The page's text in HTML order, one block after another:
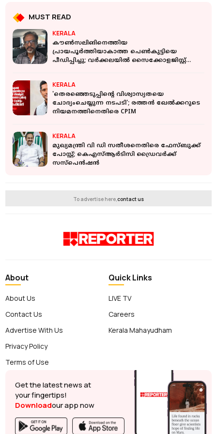
MUST READ
KERALA
കൗൺസലിങിനെത്തിയ
പ്രായപൂർത്തിയാകാത്ത പെൺകുട്ടിയെ
പീഡിപ്പിച്ചു; വർക്കലയിൽ സൈക്കോളജിസ്റ്റ്
KERALA
'തെരഞ്ഞെടുപ്പിന്റെ വിശ്വാസ്യതയെ
ചോദ്യംചെയ്യുന്ന നടപടി'; രത്തൻ ഖേൽക്കറുടെ
നിയമനത്തിനെതിരെ CPIM
KERALA
മുഖ്യമന്ത്രി വി ഡി സതീശനെതിരെ ഫേസ്ബുക്ക്
പോസ്റ്റ്; കെഎസ്ആർടിസി ഡ്രൈവർക്ക്
സസ്പെൻഷൻ
To advertise here,contact us
About
About Us
Contact Us
Advertise With Us
Privacy Policy
Terms of Use
Quick Links
LIVE TV
Careers
Kerala Mahayudham
Get the latest news at
your fingertips!
Downloadour app now